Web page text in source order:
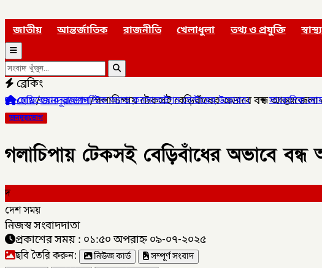
জাতীয় আন্তর্জাতিক রাজনীতি খেলাধুলা তথ্য ও প্রযুক্তি
ব্রেকিং
অ্যান্ড কনসালটেশন সেন্টারের উদ্বোধন।✦সাংবাদিক মোয়াজ্জেম হোসেন
হোম/জনদূরভোগ/গলাচিপায় টেকসই বেড়িবাঁধের অভাবে বন্ধ
জনদূরভোগ
গলাচিপায় টেকসই বেড়িবাঁধের অভাবে
দ
দেশ সময়
নিজস্ব সংবাদদাতা
প্রকাশের সময় : ০১:৫০ অপরাহ্ন ০৯-০৭-২০২৫
ছবি তৈরি করুন: নিউজ কার্ড
সম্পূর্ণ সংবাদ